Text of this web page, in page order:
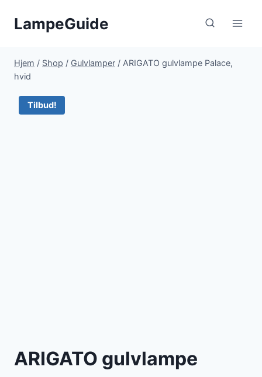
LampeGuide
Hjem / Shop / Gulvlamper / ARIGATO gulvlampe Palace,
hvid
Tilbud!
ARIGATO gulvlampe